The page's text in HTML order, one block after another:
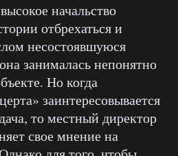
начальство
отбрехаться и
несостоявшуюся
занималась непонятно
Но когда
заинтересовывается
то местный директор
свое мнение на